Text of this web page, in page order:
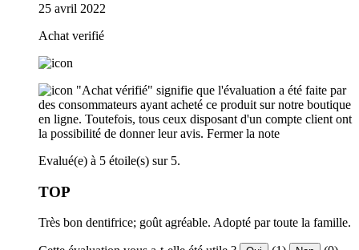
25 avril 2022
Achat verifié
"Achat vérifié" signifie que l'évaluation a été faite par
des consommateurs ayant acheté ce produit sur notre boutique
en ligne. Toutefois, tous ceux disposant d'un compte client ont
la possibilité de donner leur avis. Fermer la note
Evalué(e) à 5 étoile(s) sur 5.
TOP
Très bon dentifrice; goût agréable. Adopté par toute la famille.